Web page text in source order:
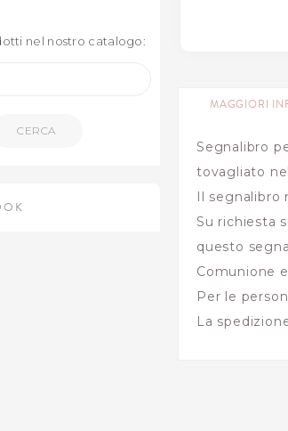
nel nostro catalogo:
CERCA
MAGGIORI
Segnalibro
tovagliato
Il
Su richiesta
questo
Comunione
Per le
La